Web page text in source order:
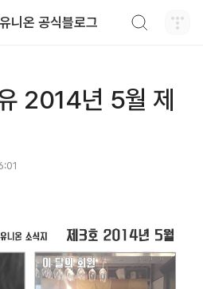
니온 공식블로그
2014년 5월 제